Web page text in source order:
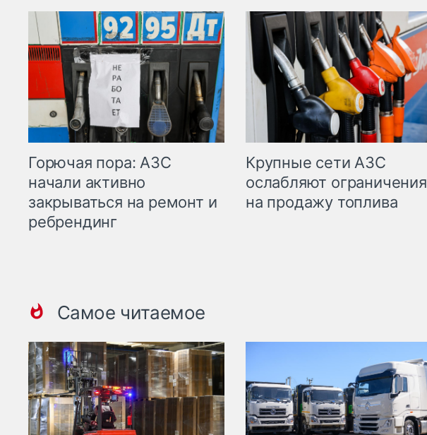
Горючая пора: АЗС
начали активно
закрываться на ремонт и
ребрендинг
Крупные сети АЗС
ослабляют ограничения
на продажу топлива
Самое читаемое